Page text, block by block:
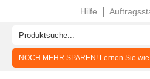
Hilfe
NOCH MEHR SPAREN! Lernen Sie